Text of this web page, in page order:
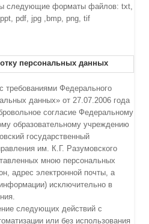
следующие форматы файлов: txt,
pdf, jpg ,bmp, png, tif
персональных данных
требованиями Федерального
данных» от 27.07.2006 года
согласие Федеральному
образовательному учреждению
государственный
им. К.Г. Разумовского
мною персональных
адрес электронной почты, а
исключительно в
следующих действий с
или без использования